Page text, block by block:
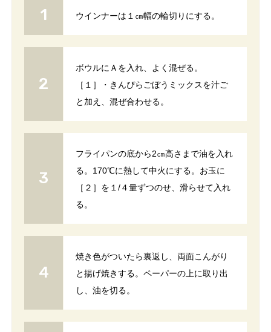
ウインナーは１㎝幅の輪切りにする。
ボウルにＡを入れ、よく混ぜる。
［１］・きんぴらごぼうミックスを汁ご
と加え、混ぜ合わせる。
フライパンの底から2㎝高さまで油を入れ
る。170℃に熱して中火にする。お玉に
［２］を１/４量ずつのせ、滑らせて入れ
る。
焼き色がついたら裏返し、両面こんがり
と揚げ焼きする。ペーパーの上に取り出
し、油を切る。